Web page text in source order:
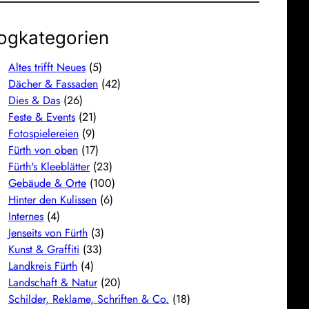
Altes trifft Neues (5)
Dächer & Fassaden (42)
Dies & Das (26)
Feste & Events (21)
Fotospielereien (9)
Fürth von oben (17)
Fürth's Kleeblätter(23)
Gebäude & Orte (100)
Hinter den Kulissen (6)
Internes (4)
Jenseits von Fürth (3)
Kunst & Graffiti (33)
Landkreis Fürth (4)
Landschaft & Natur(20)
Schilder, Reklame, Schriften & Co. (18)